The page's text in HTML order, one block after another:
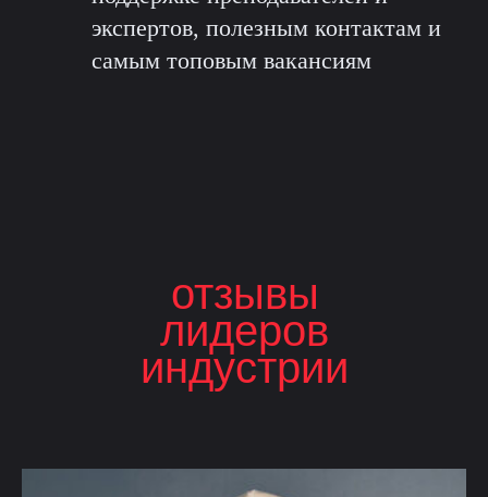
экспертов, полезным контактам и
самым топовым вакансиям
отзывы
лидеров
индустрии